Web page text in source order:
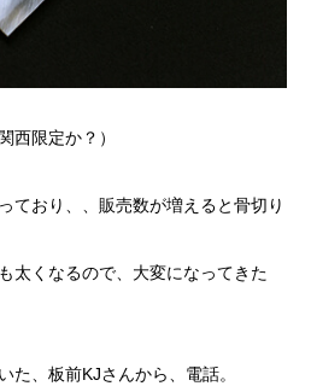
西限定か？）
ており、、販売数が増えると骨切り
太くなるので、大変になってきた
た、板前KJさんから、電話。